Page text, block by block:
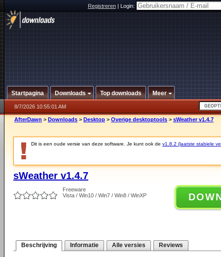
Registreren|Login:
Startpagina Downloads Top downloads Meer
8/7/2026 10:55:01 AM
AfterDawn > Downloads > Desktop > Overige desktoptools > sWeather v1.4.7
Dit is een oude versie van deze software. Je kunt ook de v1.8.2 (laatste stabiele
sWeather v1.4.7
Freeware
Vista / Win10 / Win7 / Win8 / WinXP
Beschrijving Informatie Alle versies Reviews